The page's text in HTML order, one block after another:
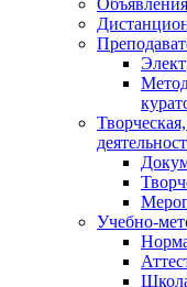
Объявления
Учебно-